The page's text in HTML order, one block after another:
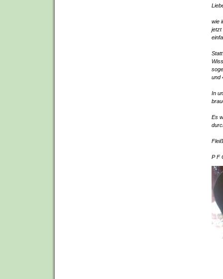
wie
jetzt
und
In
Es
P F